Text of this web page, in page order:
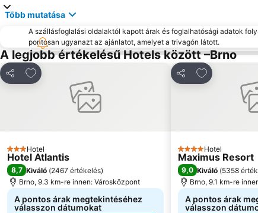
Több mutatása
A szállásfoglalási oldalaktól kapott árak és foglalhatósági adatok
pontosan ugyanazt az ajánlatot, amelyet a trivagón látott.
A legjobb értékelésű Hotels között –Brno
Megosztás
Hozzáadás a kedvencekhez
3 Kategória
Hotel
Hotel Atlantis
8,7 Kiváló (2467 értékelés)
Brno, 9.3 km-re innen: Városközpont
A pontos árak megtekintéséhez
válasszon dátumokat
Megosztás
Hozzáadás a
4 Kategória
Hotel
Maximus Resort
9,0 Kiváló (5358
Brno, 9.1 km-re
A pontos árak
válasszon